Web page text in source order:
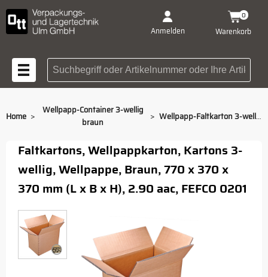
Anmelden Warenkorb
0
Suchbegriff oder
Home >
Wellpapp-Container 3-wellig
braun
> Wellpapp-Faltkarton 3-wellig braun 770 x 370 x 370 mm
Faltkartons, Wellpappkarton, Kartons 3-
wellig, Wellpappe, Braun, 770 x 370 x
370 mm (L x B x H), 2.90 aac, FEFCO 0201